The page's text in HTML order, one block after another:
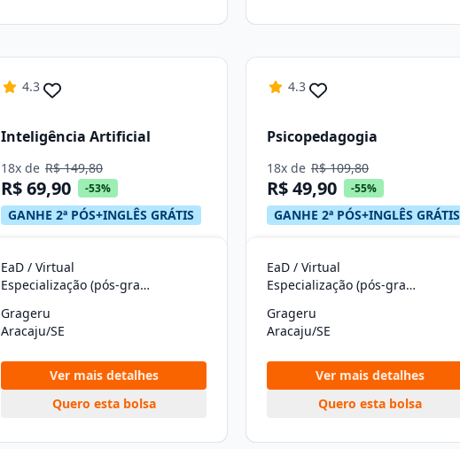
4.3
Inteligência Artificial
18x de R$ 149,80
R$ 69,90 -53%
GANHE 2ª PÓS+INGLÊS GRÁTIS
EaD / Virtual
Especialização (pós-graduação)
Grageru
Aracaju/SE
Ver mais detalhes
Quero esta bolsa
4.3
Psicopedagogia
18x de R$ 109,80
R$ 49,90 -55%
GANHE 2ª PÓS+INGLÊS GRÁTIS
EaD / Virtual
Especialização (pós-graduação)
Grageru
Aracaju/SE
Ver mais detalhes
Quero esta bolsa